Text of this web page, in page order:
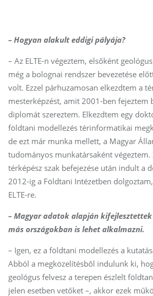
– Hogyan alakult eddigi pályája?
– Az ELTE-n végeztem, elsőként
még a bolognai rendszer bevezetése
volt. Ezzel párhuzamosan elkezdtem a
mesterképzést, amit 2001-ben fejeztem
diplomát szereztem. Elkezdtem egy
földtani modellezés térinformatikai
de ezt már munka mellett, a Magyar
tudományos munkatársaként
térképész szak befejezése után indult a
2012-ig a Földtani Intézetben
ELTE-re.
– Magyar adatok alapján
más országokban is lehet alkalmazni.
– Igen, ez a földtani modellezés a
Abból a megközelítésből indulunk ki,
geológus felvesz a terepen észlelt
jelen esetben vetőket –, akkor ezek